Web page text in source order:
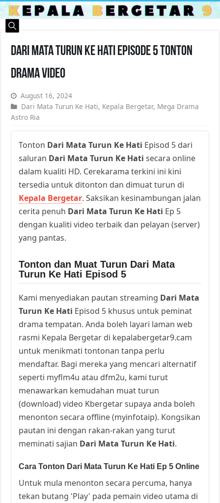
Dari Mata Turun Ke Hati Episode 5 Tonton
Drama Video
August 16, 2024
Dari Mata Turun Ke Hati, Kepala Bergetar, Mega Drama
Astro Ria
Tonton Dari Mata Turun Ke Hati Episod 5 dari
saluran Dari Mata Turun Ke Hati secara online
dalam kualiti HD. Cerekarama terkini ini kini
tersedia untuk ditonton dan dimuat turun di
Kepala Bergetar. Saksikan kesinambungan jalan
cerita penuh Dari Mata Turun Ke Hati Ep 5
dengan kualiti video terbaik dan pelayan (server)
yang pantas.
Tonton dan Muat Turun Dari Mata
Turun Ke Hati Episod 5
Kami menyediakan pautan streaming Dari Mata
Turun Ke Hati Episod 5 khusus untuk peminat
drama tempatan. Anda boleh layari laman web
rasmi Kepala Bergetar di kepalabergetar9.cam
untuk menikmati tontonan tanpa perlu
mendaftar. Bagi mereka yang mencari alternatif
seperti myflm4u atau dfm2u, kami turut
menawarkan kemudahan muat turun
(download) video Kbergetar supaya anda boleh
menonton secara offline (myinfotaip). Kongsikan
pautan ini dengan rakan-rakan yang turut
meminati sajian Dari Mata Turun Ke Hati.
Cara Tonton Dari Mata Turun Ke Hati Ep 5 Online
Untuk mula menonton secara percuma, hanya
tekan butang 'Play' pada pemain video utama di